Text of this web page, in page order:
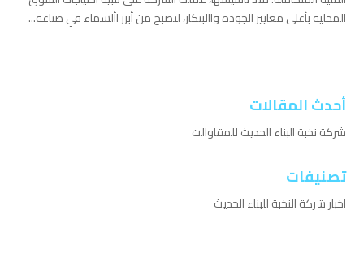
المحلية بأعلى معايير الجودة واالبتكار، لتصبح من أبرز األسماء في صناعة...
أحدث المقالات
شركة نخبة البناء الحديث للمقاوالت
تصنيفات
اخبار شركة النخبة للبناء الحديث